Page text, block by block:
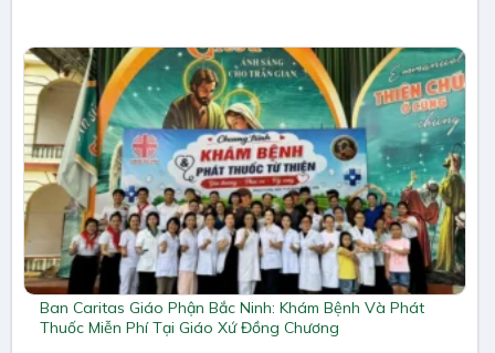
Ban Caritas Giáo Phận Bắc Ninh: Khám Bệnh Và Phát
Thuốc Miễn Phí Tại Giáo Xứ Đồng Chương